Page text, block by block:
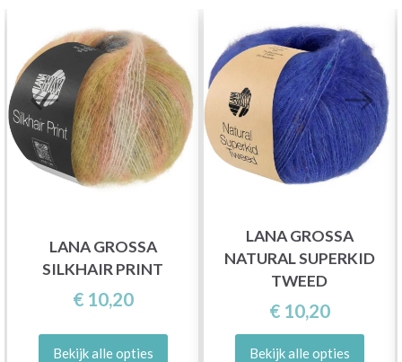
LANA GROSSA
SILKHAIR PRINT
€ 10,20
Bekijk alle opties
LANA GROSSA
NATURAL SUPERKID
TWEED
€ 10,20
Bekijk alle opties